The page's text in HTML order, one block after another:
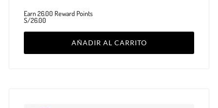
Earn 26.00 Reward Points
S/26.00
AÑADIR AL CARRITO